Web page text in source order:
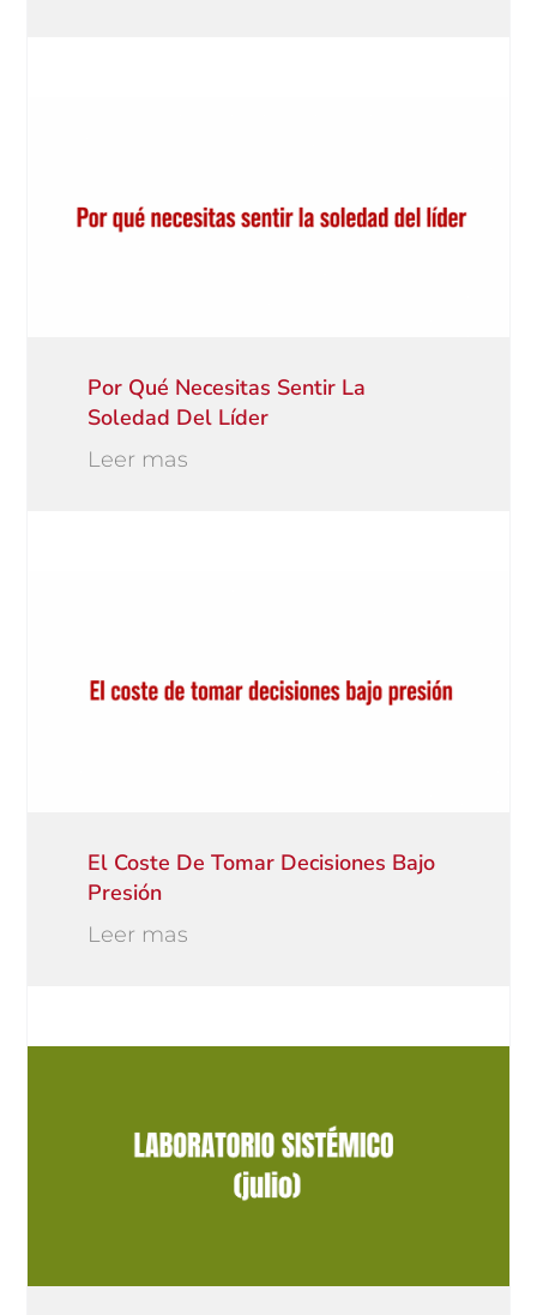
Por Qué Necesitas Sentir La
Soledad Del Líder
Leer mas
El Coste De Tomar Decisiones Bajo
Presión
Leer mas